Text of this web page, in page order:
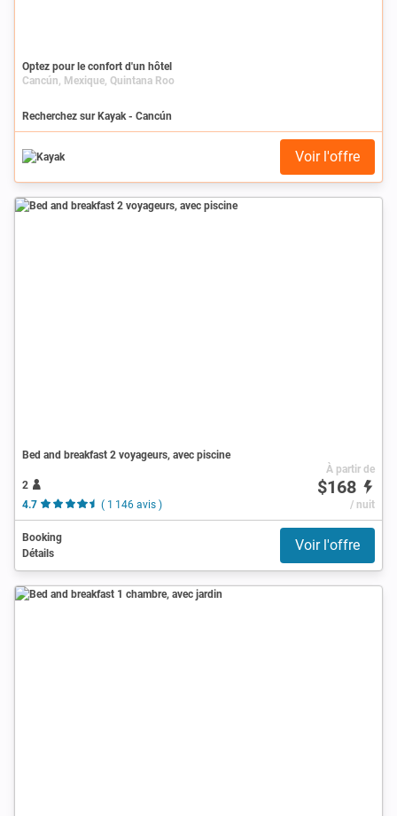
Optez pour le confort d'un hôtel
Cancún, Mexique, Quintana Roo
Recherchez sur Kayak - Cancún
Voir l'offre
Bed and breakfast 2 voyageurs, avec piscine
2
4.7
( 1 146 avis )
À partir de
$168
/ nuit
Booking
Détails
Voir l'offre